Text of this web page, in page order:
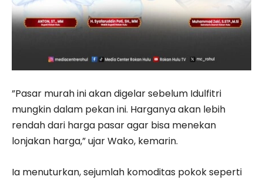
”Pasar murah ini akan digelar sebelum Idulfitri
mungkin dalam pekan ini. Harganya akan lebih
rendah dari harga pasar agar bisa menekan
lonjakan harga,” ujar Wako, kemarin.
Ia menuturkan, sejumlah komoditas pokok seperti